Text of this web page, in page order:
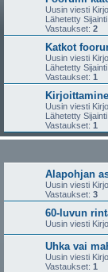
Uusin viesti
Lähetetty Sijainti:
Vastaukset: 2
Katkot
Uusin viesti
Lähetetty Sijainti:
Vastaukset: 1
Uusin viesti
Lähetetty Sijainti:
Vastaukset: 1
Alapohjan
Uusin viesti
Vastaukset: 3
60-luvun
Uusin viesti
Uhka vai
Uusin viesti
Vastaukset: 1